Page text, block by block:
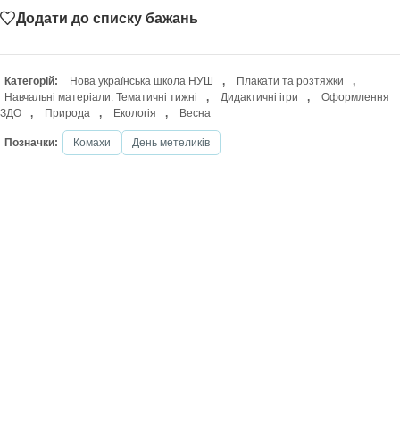
Додати до списку бажань
Категорій: Нова українська школа НУШ , Плакати та розтяжки
,
Навчальні матеріали. Тематичні тижні
, Дидактичні ігри ,
Оформлення
ЗДО
, Природа , Екологія , Весна
Позначки: Комахи День метеликів